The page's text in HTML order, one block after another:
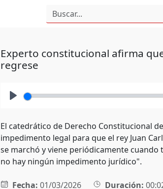
Experto constitucional afirma
regrese
El catedrático de Derecho Constitucional
impedimento legal para que el rey Juan
se marchó y viene periódicamente
no hay ningún impedimento jurídico".
Fecha: 01/03/2026 Duración: